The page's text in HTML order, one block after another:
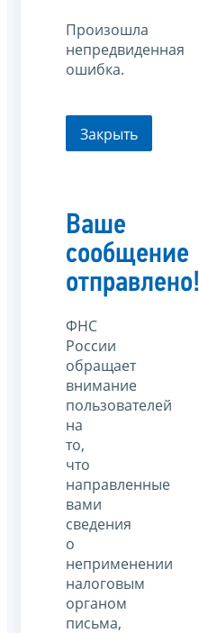
Произошла
непредвиденная
ошибка.
Закрыть
Ваше
сообщение
отправлено!
ФНС
России
обращает
внимание
пользователей
на
то,
что
направленные
вами
сведения
о
неприменении
налоговым
органом
письма,